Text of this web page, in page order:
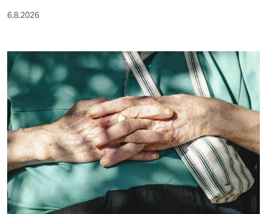
6.8.2026